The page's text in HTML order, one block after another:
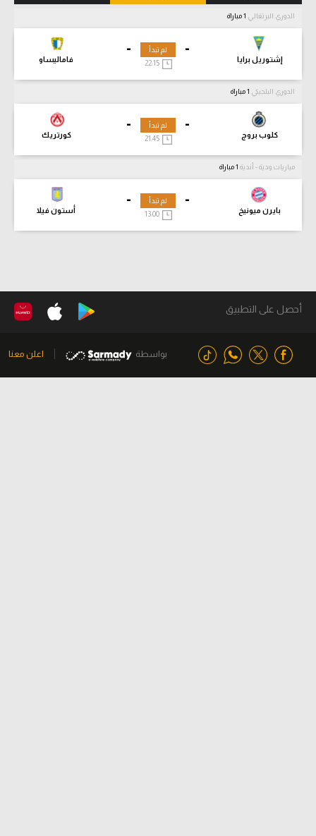
الدوري البرتغالي
-
إشتوريل برايا
-
فاماليساو
لم تبدأ
22:15
الدوري البلجيكي
-
كلوب بروج
-
كورتريك
لم تبدأ
21:45
مباريات ودية - أندية
-
بايرن ميونيخ
-
أستون فيلا
لم تبدأ
13:00
أحصل على التطبيق
بواسطة اعلن معنا